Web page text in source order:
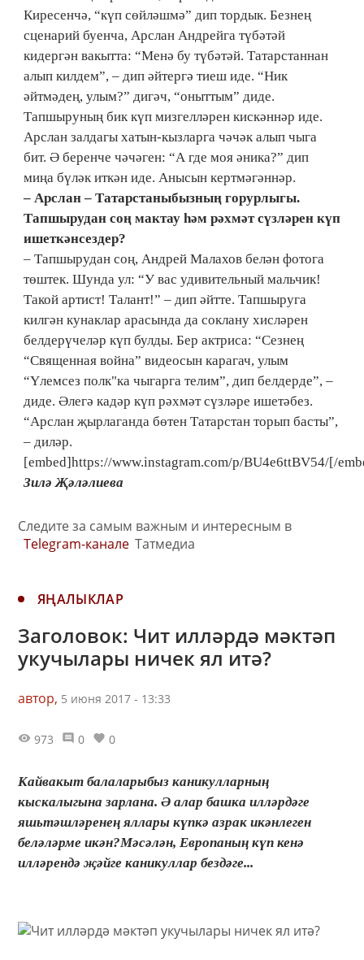
Киресенчә, “күп сөйләшмә” дип тордык. Безнең
сценарий буенча, Арслан Андрейга түбәтәй
кидергән вакытта: “Менә бу түбәтәй. Татарстаннан
алып килдем”, – дип әйтергә тиеш иде. “Ник
әйтмәдең, улым?” дигәч, “оныттым” диде.
Тапшыруның бик күп мизгелләрен кискәннәр иде.
Арслан залдагы хатын-кызларга чәчәк алып чыга
бит. Ә беренче чәчәген: “А где моя әника?” дип
миңа бүләк иткән иде. Анысын кертмәгәннәр.
– Арслан – Татарстаныбызның горурлыгы.
Тапшырудан соң мактау һәм рәхмәт сүзләрен күп
ишеткәнсездер?
– Тапшырудан соң, Андрей Малахов белән фотога
төштек. Шунда ул: “У вас удивительный мальчик!
Такой артист! Талант!” – дип әйтте. Тапшыруга
килгән кунаклар арасында да соклану хисләрен
белдерүчеләр күп булды. Бер актриса: “Сезнең
“Священная война” видеосын карагач, улым
“Үлемсез полк"ка чыгарга телим”, дип белдерде”, –
диде. Әлегә кадәр күп рәхмәт сүзләре ишетәбез.
“Арслан җырлаганда бөтен Татарстан торып басты”,
– диләр.
[embed]https://www.instagram.com/p/BU4e6ttBV54/[/
Зилә Җәләлиева
Следите за самым важным и интересным в
Telegram-канале Татмедиа
ЯҢАЛЫКЛАР
Заголовок: Чит илләрдә мәктәп
укучылары ничек ял итә?
автор, 5 июня 2017 - 13:33
973 0 0
Кайвакыт балаларыбыз каникулларның
кыскалыгына зарлана. Ә алар башка илләрдәге
яшьтәшләренең яллары күпкә азрак икәнлеген
беләләрме икән?Мәсәлән, Европаның күп кенә
илләрендә җәйге каникуллар бездәге...